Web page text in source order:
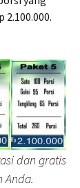
2.100.000.
dan gratis
Anda.